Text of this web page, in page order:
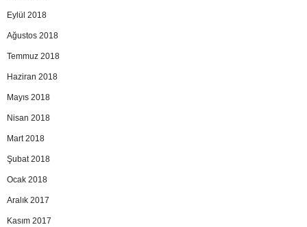
Eylül 2018
Ağustos 2018
Temmuz 2018
Haziran 2018
Mayıs 2018
Nisan 2018
Mart 2018
Şubat 2018
Ocak 2018
Aralık 2017
Kasım 2017